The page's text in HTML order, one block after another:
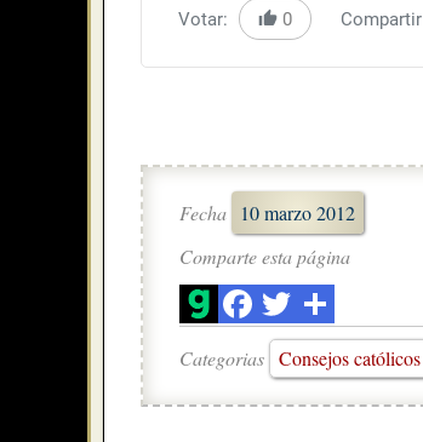
Votar: 0 Compartir
Fecha
10 marzo 2012
Comparte esta página
Categorias Consejos católicos